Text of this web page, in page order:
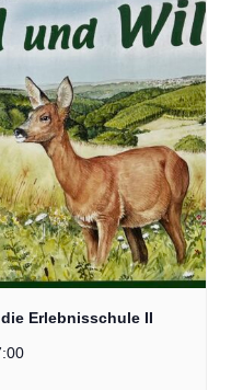
Erlebnisschule II